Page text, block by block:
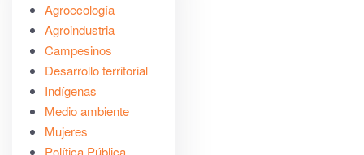
Agroecología
Agroindustria
Campesinos
Desarrollo territorial
Indígenas
Medio ambiente
Mujeres